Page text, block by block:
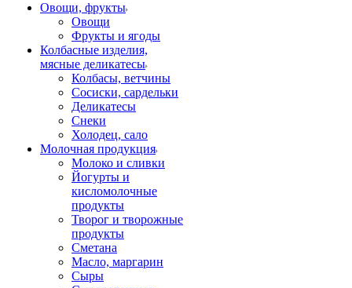
Овощи, фрукты
Овощи
Фрукты и ягоды
Колбасные изделия,
мясные деликатесы
Колбасы, ветчины
Сосиски, сардельки
Деликатесы
Снеки
Холодец, сало
Молочная продукция
Молоко и сливки
Йогурты и
кисломолочные
продукты
Творог и творожные
продукты
Сметана
Масло, маргарин
Сыры